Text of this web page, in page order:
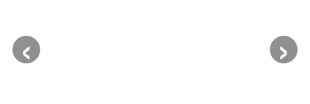
‹ ›